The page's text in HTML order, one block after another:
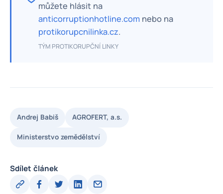
můžete hlásit na
anticorruptionhotline.com nebo na
protikorupcnilinka.cz.
TÝM PROTIKORUPČNÍ LINKY
Andrej Babiš AGROFERT, a.s.
Ministerstvo zemědělství
Sdílet článek